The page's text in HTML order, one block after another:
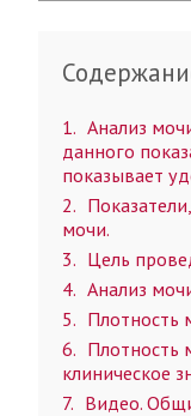
1
Анализ
данного
показывает
2
мочи.
3
Цель
4 Анализ
5
Плотность
6
Плотность
клиническое
7
Видео.